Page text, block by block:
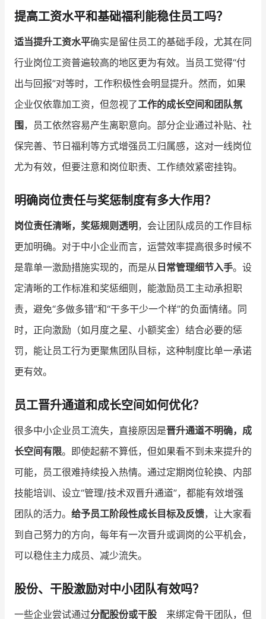
有赞云 数据通服务
提高工资水平和基础福利能稳住员工吗？
适当提升工资水平确实是留住员工的基础手段，尤其在同
行业岗位工资普遍较高的地区更为有效。当员工觉得“付
出与回报”对等时，工作积极性会明显提升。然而，如果
企业仅依靠加工资，但忽视了工作的成长空间和团队氛
围，员工依然容易产生离职意向。部分企业通过补贴、社
保完善、节日福利等方式增强员工归属感，这对一线岗位
尤为有效，但要注意和岗位职责、工作绩效紧密挂钩。
明确岗位责任与奖惩制度有多大作用？
岗位责任清晰，奖惩规则透明，会让团队成员的工作目标
更加明确。对于中小企业而言，运营效率提高很多时候不
是靠单一激励措施实现的，而是从 日常管理细节入手。设
定清晰的工作标准和奖惩细则，能激励员工主动承担职
责，避免“多做多错”和“干多干少一个样”的负面情绪。同
时，正向激励（如月度之星、小额奖金）结合必要的惩
罚，能让员工行为更聚焦团队目标，这种制度比单一承诺
更有效。
员工晋升通道和成长空间如何优化？
很多中小企业员工流失，直接原因是晋升通道不明确，成
长空间有限。即使起薪不算低，但如果看不到未来提升的
可能，员工很难持续投入热情。通过定期岗位轮换、内部
技能培训、设立“管理/技术双晋升通道”，都能有效增强
团队的活力。 给予员工阶段性成长目标及反馈，让大家看
到自己努力的方向，每年有一次晋升或调岗的公平机会，
可以稳住主力成员、减少流失。
股份、干股激励对中小团队有效吗？
一些企业尝试通过分配股份或干股 来绑定骨干团队，但